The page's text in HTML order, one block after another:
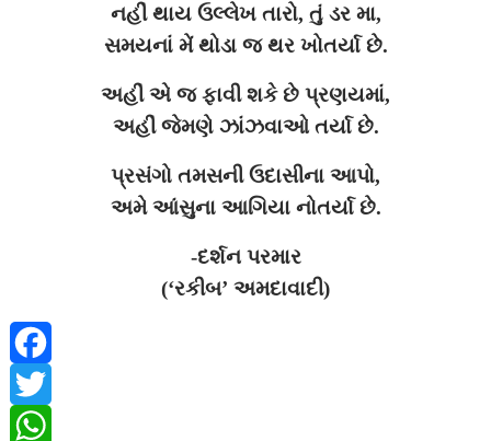
નહીં થાય ઉલ્લેખ તારો, તું ડર મા,
સમયનાં મેં થોડા જ થર ખોતર્યા છે.
અહીં એ જ ફાવી શકે છે પ્રણયમાં,
અહીં જેમણે ઝાંઝવાઓ તર્યા છે.
પ્રસંગો તમસની ઉદાસીના આપો,
અમે આંસુના આગિયા નોતર્યા છે.
-દર્શન પરમાર
(‘રકીબ’ અમદાવાદી)
F
aT